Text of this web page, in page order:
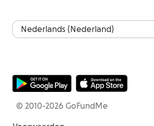
© 2010-2026 GoFundMe